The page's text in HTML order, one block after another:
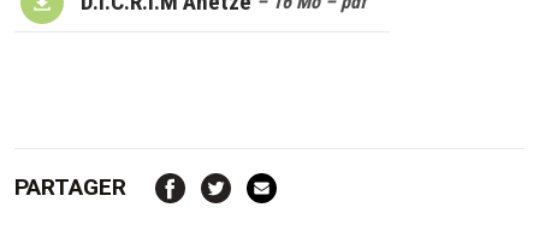
PARTAGER